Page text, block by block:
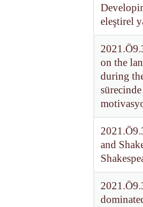
eleştirel
on the
during
and